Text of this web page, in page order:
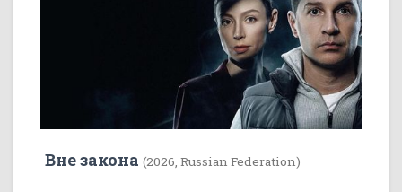
Вне закона (2026, Russian Federation)